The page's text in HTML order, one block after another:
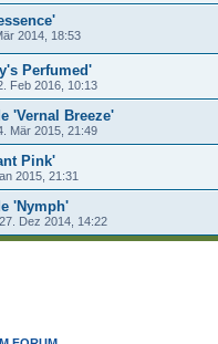
2014, 18:53
Perfumed'
Feb 2016, 10:13
'Vernal Breeze'
Mär 2015, 21:49
Pink'
2015, 21:31
'Nymph'
Dez 2014, 14:22